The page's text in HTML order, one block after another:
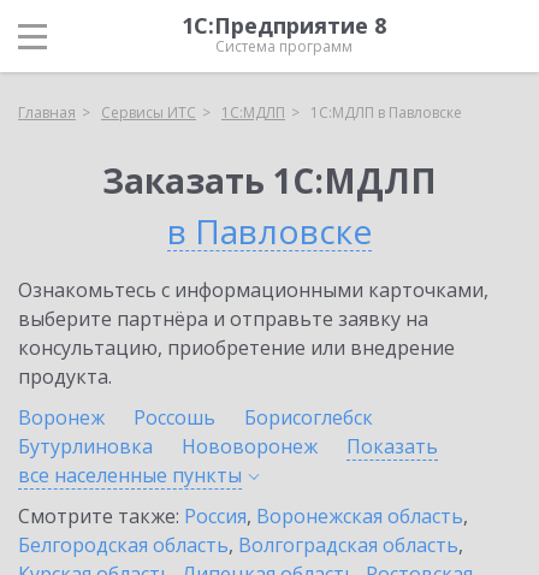
1С:Предприятие 8
Система программ
Главная Сервисы ИТС 1С:МДЛП 1С:МДЛП в Павловске
Заказать 1С:МДЛП
в Павловске
Ознакомьтесь с информационными карточками,
выберите партнёра и отправьте заявку на
консультацию, приобретение или внедрение
продукта.
Воронеж
Россошь
Борисоглебск
Бутурлиновка
Нововоронеж
Показать
все населенные пункты
Смотрите также: Россия, Воронежская область,
Белгородская область, Волгоградская область,